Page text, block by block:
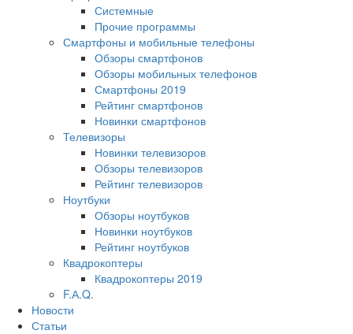
Системные
Прочие программы
Смартфоны и мобильные телефоны
Обзоры смартфонов
Обзоры мобильных телефонов
Смартфоны 2019
Рейтинг смартфонов
Новинки смартфонов
Телевизоры
Новинки телевизоров
Обзоры телевизоров
Рейтинг телевизоров
Ноутбуки
Обзоры ноутбуков
Новинки ноутбуков
Рейтинг ноутбуков
Квадрокоптеры
Квадрокоптеры 2019
F.А.Q.
Новости
Статьи